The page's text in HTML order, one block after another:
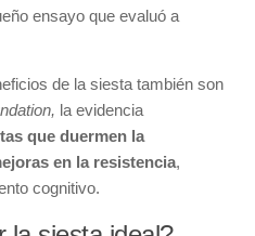
ensayo que evaluó a
de la siesta también son
la evidencia
que duermen la
en la resistencia,
cognitivo.